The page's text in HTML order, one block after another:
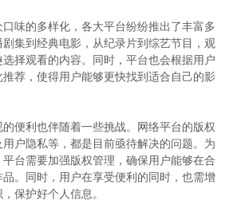
味的多样化，各大平台纷纷推出了丰富多
集到经典电影，从纪录片到综艺节目，观
择观看的内容。同时，平台也会根据用户
荐，使得用户能够更快找到适合自己的影
便利也伴随着一些挑战。网络平台的版权
户隐私等，都是目前亟待解决的问题。为
台需要加强版权管理，确保用户能够在合
。同时，用户在享受便利的同时，也需增
保护好个人信息。